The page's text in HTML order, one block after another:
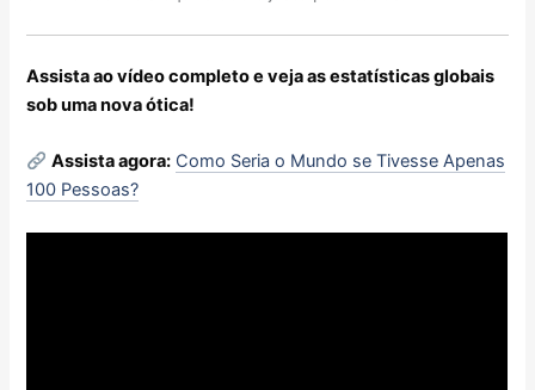
Assista ao vídeo completo e veja as estatísticas globais
sob uma nova ótica!
Assista agora: Como Seria o Mundo se Tivesse Apenas
100 Pessoas?